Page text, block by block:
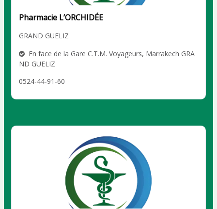
Pharmacie L’ORCHIDÉE
GRAND GUELIZ
En face de la Gare C.T.M. Voyageurs, Marrakech GRA
ND GUELIZ
0524-44-91-60